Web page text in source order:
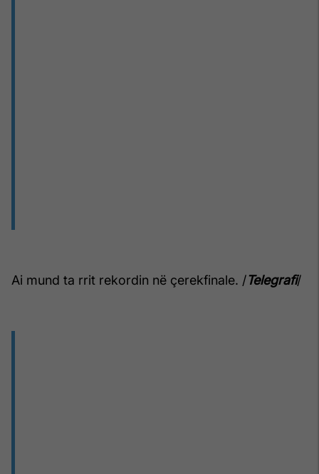
Ai mund ta rrit rekordin në çerekfinale. /Telegrafi/